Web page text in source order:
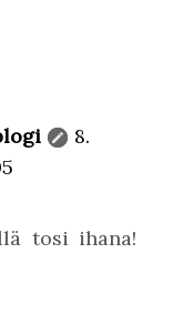
8.
tosi ihana!